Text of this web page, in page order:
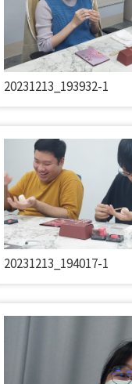
20231213_193932-1
20231213_194017-1